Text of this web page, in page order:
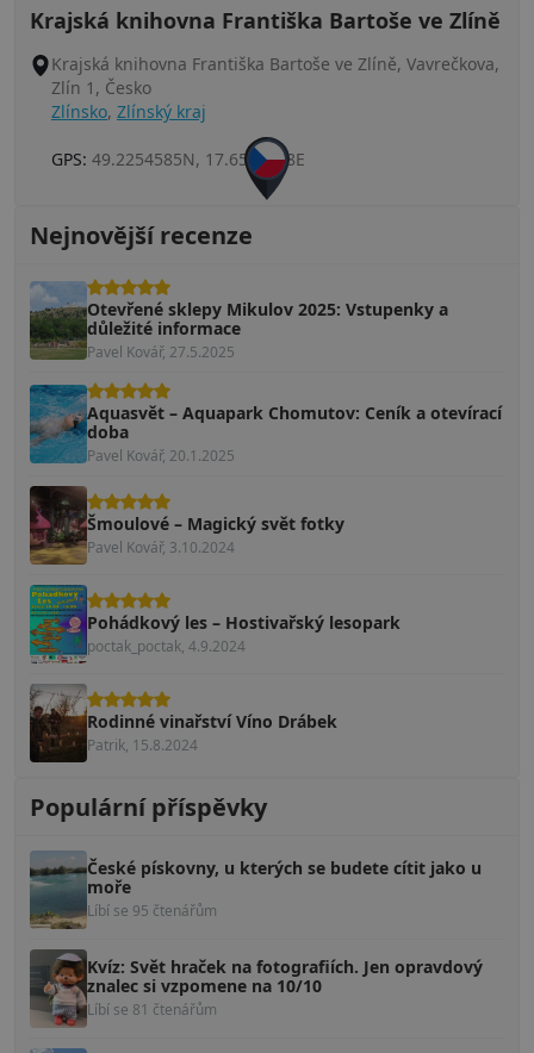
Krajská knihovna Františka Bartoše ve Zlíně
Krajská knihovna Františka Bartoše ve Zlíně, Vavrečkova,
Zlín 1, Česko
Zlínsko, Zlínský kraj
GPS: 49.2254585N, 17.6585988E
Nejnovější recenze
Otevřené sklepy Mikulov 2025: Vstupenky a
důležité informace
Pavel Kovář, 27.5.2025
Aquasvět – Aquapark Chomutov: Ceník a otevírací
doba
Pavel Kovář, 20.1.2025
Šmoulové – Magický svět fotky
Pavel Kovář, 3.10.2024
Pohádkový les – Hostivařský lesopark
poctak_poctak, 4.9.2024
Rodinné vinařství Víno Drábek
Patrik, 15.8.2024
Populární příspěvky
České pískovny, u kterých se budete cítit jako u
moře
Líbí se 95 čtenářům
Kvíz: Svět hraček na fotografiích. Jen opravdový
znalec si vzpomene na 10/10
Líbí se 81 čtenářům